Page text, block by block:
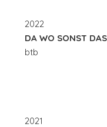
2022
DA WO SONST
btb
2021